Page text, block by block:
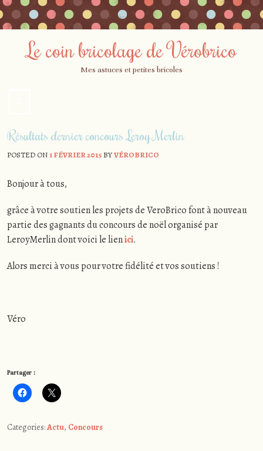
Le coin bricolage de Vérobrico
Mes astuces et petites bricoles
to
content
Résultats dernier concours Leroy Merlin
POSTED ON1 FÉVRIER 2015 BYVÉROBRICO
Bonjour à tous,
grâce à votre soutien les projets de VeroBrico font à nouveau
partie des gagnants du concours de noël organisé par
LeroyMerlin dont voici le lienici.
Alors merci à vous pour votre fidélité et vos soutiens !
Véro
Partager :
Categories:Actu, Concours